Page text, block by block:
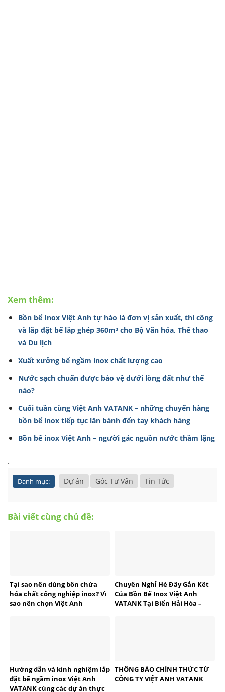
Xem thêm:
Bồn bể Inox Việt Anh tự hào là đơn vị sản xuất, thi công
và lắp đặt bể lắp ghép 360m³ cho Bộ Văn hóa, Thể thao
và Du lịch
Xuất xưởng bể ngầm inox chất lượng cao
Nước sạch chuẩn được bảo vệ dưới lòng đất như thế
nào?
Cuối tuần cùng Việt Anh VATANK – những chuyến hàng
bồn bể inox tiếp tục lăn bánh đến tay khách hàng
Bồn bể inox Việt Anh – người gác nguồn nước thầm lặng
.
Danh mục: Dự án Góc Tư Vấn Tin Tức
Bài viết cùng chủ đề:
Tại sao nên dùng bồn chứa
hóa chất công nghiệp inox? Vì
sao nên chọn Việt Anh
Chuyến Nghỉ Hè Đầy Gắn Kết
Của Bồn Bể Inox Việt Anh
VATANK Tại Biển Hải Hòa –
Hướng dẫn và kinh nghiệm lắp
đặt bể ngầm inox Việt Anh
VATANK cùng các dự án thực
THÔNG BÁO CHÍNH THỨC TỪ
CÔNG TY VIỆT ANH VATANK